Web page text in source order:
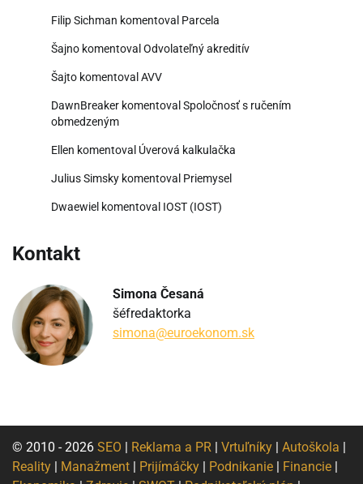
Filip Sichman komentoval Parcela
Šajno komentoval Odvolateľný akreditív
Šajto komentoval AVV
DawnBreaker komentoval Spoločnosť s ručením
obmedzeným
Ellen komentoval Úverová kalkulačka
Julius Simsky komentoval Priemysel
Dwaewiel komentoval IOST (IOST)
Kontakt
Simona Česaná
šéfredaktorka
simona@euroekonom.sk
© 2010 - 2026 SEO | Reklama a PR | Vrtuľníky | Autoškola |
Reality | Manažment | Prijímáčky | Podnikanie | Financie |